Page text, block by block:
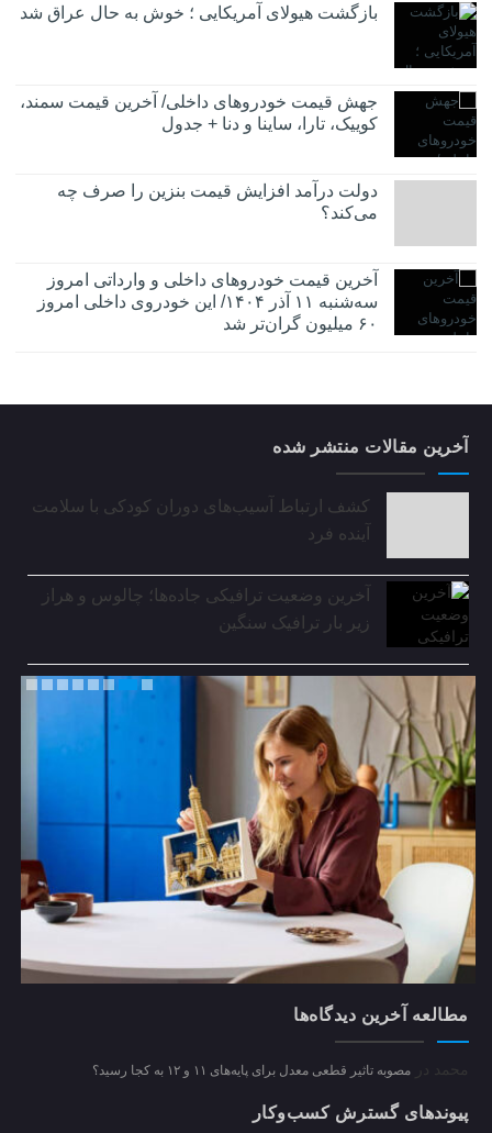
بازگشت هیولای آمریکایی‌ ؛ خوش به حال عراق شد
جهش قیمت خودروهای داخلی/ آخرین قیمت سمند،
کوییک، تارا، ساینا و دنا + جدول
دولت درآمد افزایش قیمت بنزین را صرف چه
می‌کند؟
آخرین قیمت خودروهای داخلی و وارداتی امروز
سه‌شنبه ۱۱ آذر ۱۴۰۴/ این خودروی داخلی امروز
۶۰ میلیون گران‌تر شد
آخرین مقالات منتشر شده
کشف ارتباط آسیب‌های دوران کودکی با سلامت
آینده فرد
آخرین وضعیت ترافیکی جاده‌ها؛ چالوس و هراز
زیر بار ترافیک سنگین
برترین مراکز خرید لگو در بازار ایران
مطالعه آخرین دیدگاه‌ها
محمد درمصوبه تاثیر قطعی معدل برای پایه‌های ۱۱ و ۱۲ به کجا رسید؟
پیوندهای گسترش کسب‌وکار